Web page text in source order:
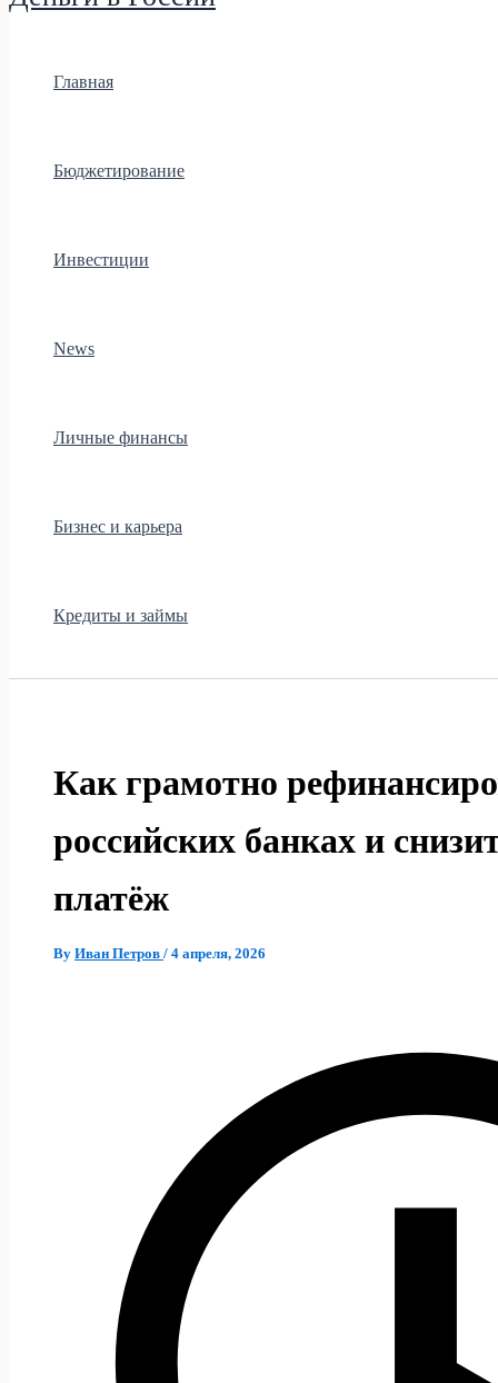
Главная
Бюджетирование
Инвестиции
News
Личные финансы
Бизнес и карьера
Кредиты и займы
Как грамотно
российских банках и
платёж
By Иван Петров / 4 апреля, 2026